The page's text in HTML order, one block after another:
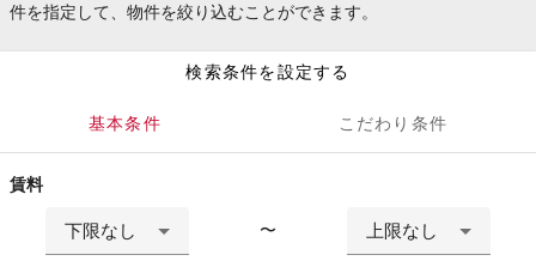
件を指定して、物件を絞り込むことができます。
検索条件を設定する
基本条件 こだわり条件
賃料
下限なし 〜 上限なし